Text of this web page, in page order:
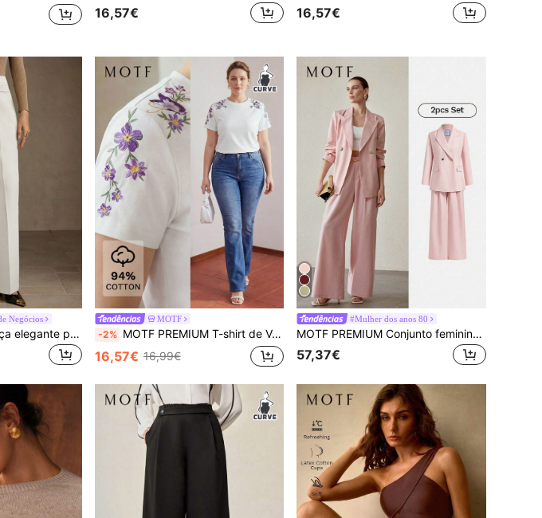
16,57€ 16,57€
Negócios
MOTF PREMIUM Calça elegante para o dia a dia, estruturada, de cor sólida, com vinco amassado e perna reta.
MOTF
-2% MOTF PREMIUM T-shirt de Verão PLUS com Bordado Floral Requintado
16,57€ 16,99€
#Mulher dos anos 80
MOTF PREMIUM Conjunto feminino moderno de 2 peças: blazer acinturado e calça pantalona, rosa.
57,37€